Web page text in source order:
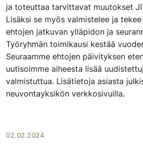
ja toteuttaa tarvittavat muutokset
Lisäksi se myös valmistelee ja
ehtojen jatkuvan ylläpidon ja
Työryhmän toimikausi kestää
Seuraamme ehtojen päivityksen
uutisoimme aiheesta lisää
valmistuttua. Lisätietoja asiasta
neuvontayksikön verkkosivuilla.
02.02.2024